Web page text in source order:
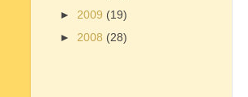
► 2009 (19)
► 2008 (28)